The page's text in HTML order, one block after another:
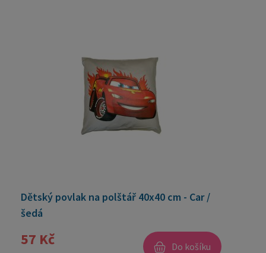
Dětský povlak na polštář 40x40 cm - Car /
šedá
57 Kč Do košíku